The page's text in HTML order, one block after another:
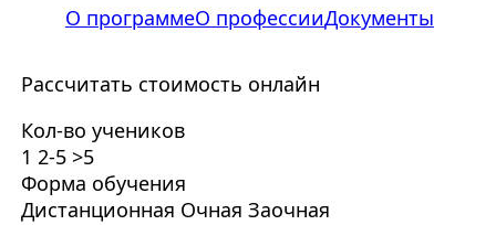
О программеО профессииДокументы
Рассчитать стоимость онлайн
Кол-во учеников
1 2-5 >5
Форма обучения
Дистанционная Очная Заочная